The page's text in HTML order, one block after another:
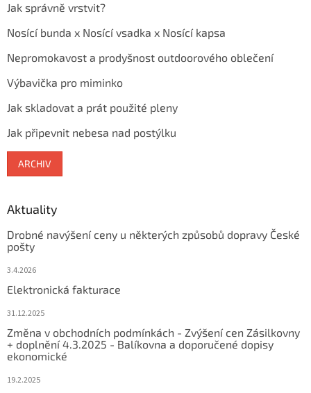
Jak správně vrstvit?
Nosící bunda x Nosící vsadka x Nosící kapsa
Nepromokavost a prodyšnost outdoorového oblečení
Výbavička pro miminko
Jak skladovat a prát použité pleny
Jak připevnit nebesa nad postýlku
ARCHIV
Aktuality
Drobné navýšení ceny u některých způsobů dopravy České
pošty
3.4.2026
Elektronická fakturace
31.12.2025
Změna v obchodních podmínkách - Zvýšení cen Zásilkovny
+ doplnění 4.3.2025 - Balíkovna a doporučené dopisy
ekonomické
19.2.2025